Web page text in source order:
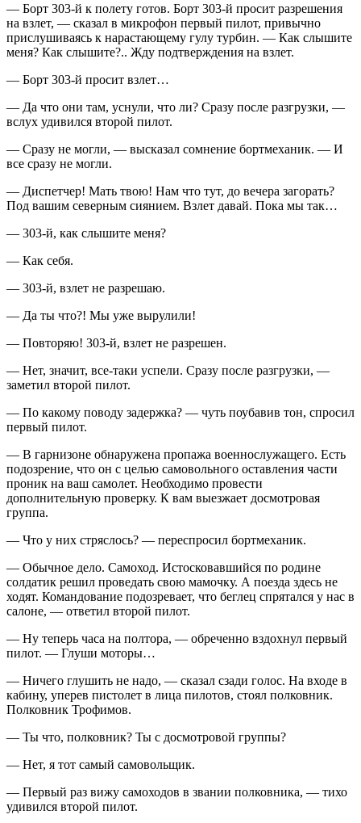
— Борт 303-й к полету готов. Борт 303-й просит разрешения
на взлет, — сказал в микрофон первый пилот, привычно
прислушиваясь к нарастающему гулу турбин. — Как слышите
меня? Как слышите?.. Жду подтверждения на взлет.
— Борт 303-й просит взлет…
— Да что они там, уснули, что ли? Сразу после разгрузки, —
вслух удивился второй пилот.
— Сразу не могли, — высказал сомнение бортмеханик. — И
все сразу не могли.
— Диспетчер! Мать твою! Нам что тут, до вечера загорать?
Под вашим северным сиянием. Взлет давай. Пока мы так…
— 303-й, как слышите меня?
— Как себя.
— 303-й, взлет не разрешаю.
— Да ты что?! Мы уже вырулили!
— Повторяю! 303-й, взлет не разрешен.
— Нет, значит, все-таки успели. Сразу после разгрузки, —
заметил второй пилот.
— По какому поводу задержка? — чуть поубавив тон, спросил
первый пилот.
— В гарнизоне обнаружена пропажа военнослужащего. Есть
подозрение, что он с целью самовольного оставления части
проник на ваш самолет. Необходимо провести
дополнительную проверку. К вам выезжает досмотровая
группа.
— Что у них стряслось? — переспросил бортмеханик.
— Обычное дело. Самоход. Истосковавшийся по родине
солдатик решил проведать свою мамочку. А поезда здесь не
ходят. Командование подозревает, что беглец спрятался у нас в
салоне, — ответил второй пилот.
— Ну теперь часа на полтора, — обреченно вздохнул первый
пилот. — Глуши моторы…
— Ничего глушить не надо, — сказал сзади голос. На входе в
кабину, уперев пистолет в лица пилотов, стоял полковник.
Полковник Трофимов.
— Ты что, полковник? Ты с досмотровой группы?
— Нет, я тот самый самовольщик.
— Первый раз вижу самоходов в звании полковника, — тихо
удивился второй пилот.